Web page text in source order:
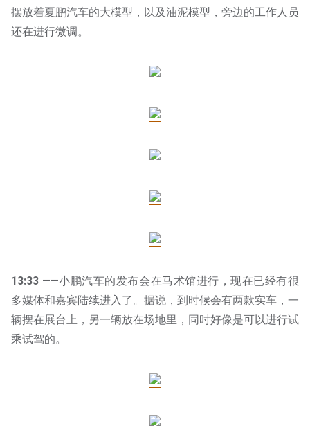
摆放着夏鹏汽车的大模型，以及油泥模型，旁边的工作人员
还在进行微调。
13:33 ——小鹏汽车的发布会在马术馆进行，现在已经有很
多媒体和嘉宾陆续进入了。据说，到时候会有两款实车，一
辆摆在展台上，另一辆放在场地里，同时好像是可以进行试
乘试驾的。